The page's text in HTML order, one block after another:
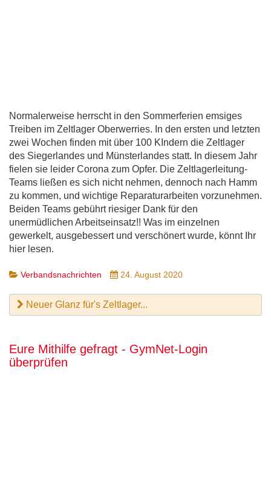
Normalerweise herrscht in den Sommerferien emsiges
Treiben im Zeltlager Oberwerries. In den ersten und letzten
zwei Wochen finden mit über 100 KIndern die Zeltlager
des Siegerlandes und Münsterlandes statt. In diesem Jahr
fielen sie leider Corona zum Opfer. Die Zeltlagerleitung-
Teams ließen es sich nicht nehmen, dennoch nach Hamm
zu kommen, und wichtige Reparaturarbeiten vorzunehmen.
Beiden Teams gebührt riesiger Dank für den
unermüdlichen Arbeitseinsatz!! Was im einzelnen
gewerkelt, ausgebessert und verschönert wurde, könnt Ihr
hier lesen.
Verbandsnachrichten 24. August 2020
Neuer Glanz für's Zeltlager...
Eure Mithilfe gefragt - GymNet-Login
überprüfen